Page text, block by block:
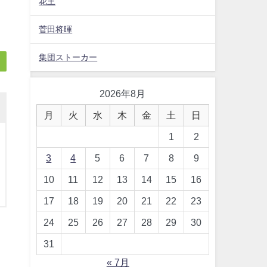
菅田将暉
集団ストーカー
2026年8月
月 火 水 木 金 土 日
1 2
3 4 5 6 7 8 9
10 11 12 13 14 15 16
17 18 19 20 21 22 23
24 25 26 27 28 29 30
31
« 7月